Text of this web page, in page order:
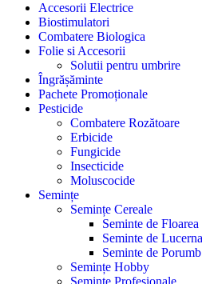
Accesorii Electrice
Biostimulatori
Combatere Biologica
Folie si Accesorii
Solutii pentru umbrire
Îngrășăminte
Pachete Promoționale
Pesticide
Combatere Rozătoare
Erbicide
Fungicide
Insecticide
Moluscocide
Semințe
Semințe Cereale
Seminte de
Seminte de Lucerna
Seminte de Porumb
Semințe Hobby